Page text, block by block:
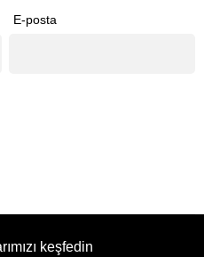
E-posta
keşfedin